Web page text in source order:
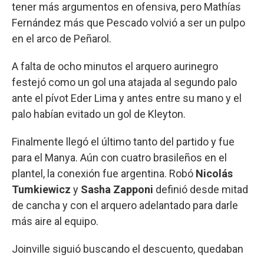
tener más argumentos en ofensiva, pero Mathías
Fernández más que Pescado volvió a ser un pulpo
en el arco de Peñarol.
A falta de ocho minutos el arquero aurinegro
festejó como un gol una atajada al segundo palo
ante el pívot Eder Lima y antes entre su mano y el
palo habían evitado un gol de Kleyton.
Finalmente llegó el último tanto del partido y fue
para el Manya. Aún con cuatro brasileños en el
plantel, la conexión fue argentina. Robó Nicolás
Tumkiewicz y Sasha Zapponi definió desde mitad
de cancha y con el arquero adelantado para darle
más aire al equipo.
Joinville siguió buscando el descuento, quedaban